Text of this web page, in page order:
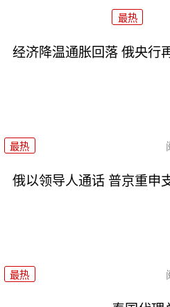
最热
经济降温通胀回落 俄央行
最热
俄以领导人通话 普京重申
最热